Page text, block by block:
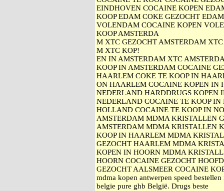
EINDHOVEN COCAINE KOPEN
KOOP EDAM COKE GEZOCHT
VOLENDAM COCAINE KOPEN
KOOP AMSTERDA
M XTC GEZOCHT AMSTERDAM
M XTC KOP!
EN IN AMSTERDAM XTC
KOOP IN AMSTERDAM COCAINE
HAARLEM COKE TE KOOP IN
ON HAARLEM COCAINE KOPEN IN
NEDERLAND HARDDRUGS KOPEN
NEDERLAND COCAINE TE KOOP
HOLLAND COCAINE TE KOOP IN
AMSTERDAM MDMA KRISTALLEN
AMSTERDAM MDMA KRISTALLEN
KOOP IN HAARLEM MDMA
GEZOCHT HAARLEM MDMA
KOPEN IN HOORN MDMA
HOORN COCAINE GEZOCHT
GEZOCHT AALSMEER COCAINE
mdma kopen antwerpen speed
belgie pure ghb België. Drugs beste